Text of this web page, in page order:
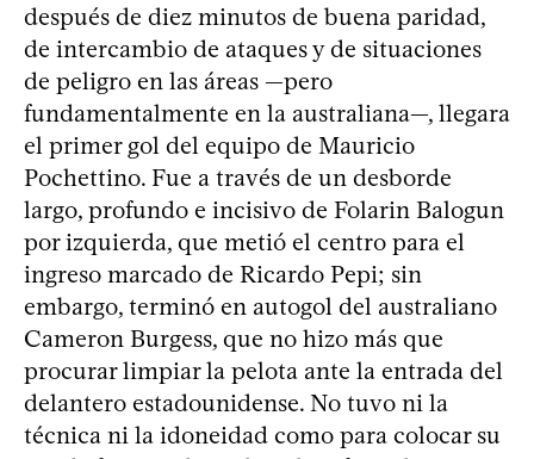
después de diez minutos de buena paridad,
de intercambio de ataques y de situaciones
de peligro en las áreas —pero
fundamentalmente en la australiana—, llegara
el primer gol del equipo de Mauricio
Pochettino. Fue a través de un desborde
largo, profundo e incisivo de Folarin Balogun
por izquierda, que metió el centro para el
ingreso marcado de Ricardo Pepi; sin
embargo, terminó en autogol del australiano
Cameron Burgess, que no hizo más que
procurar limpiar la pelota ante la entrada del
delantero estadounidense. No tuvo ni la
técnica ni la idoneidad como para colocar su